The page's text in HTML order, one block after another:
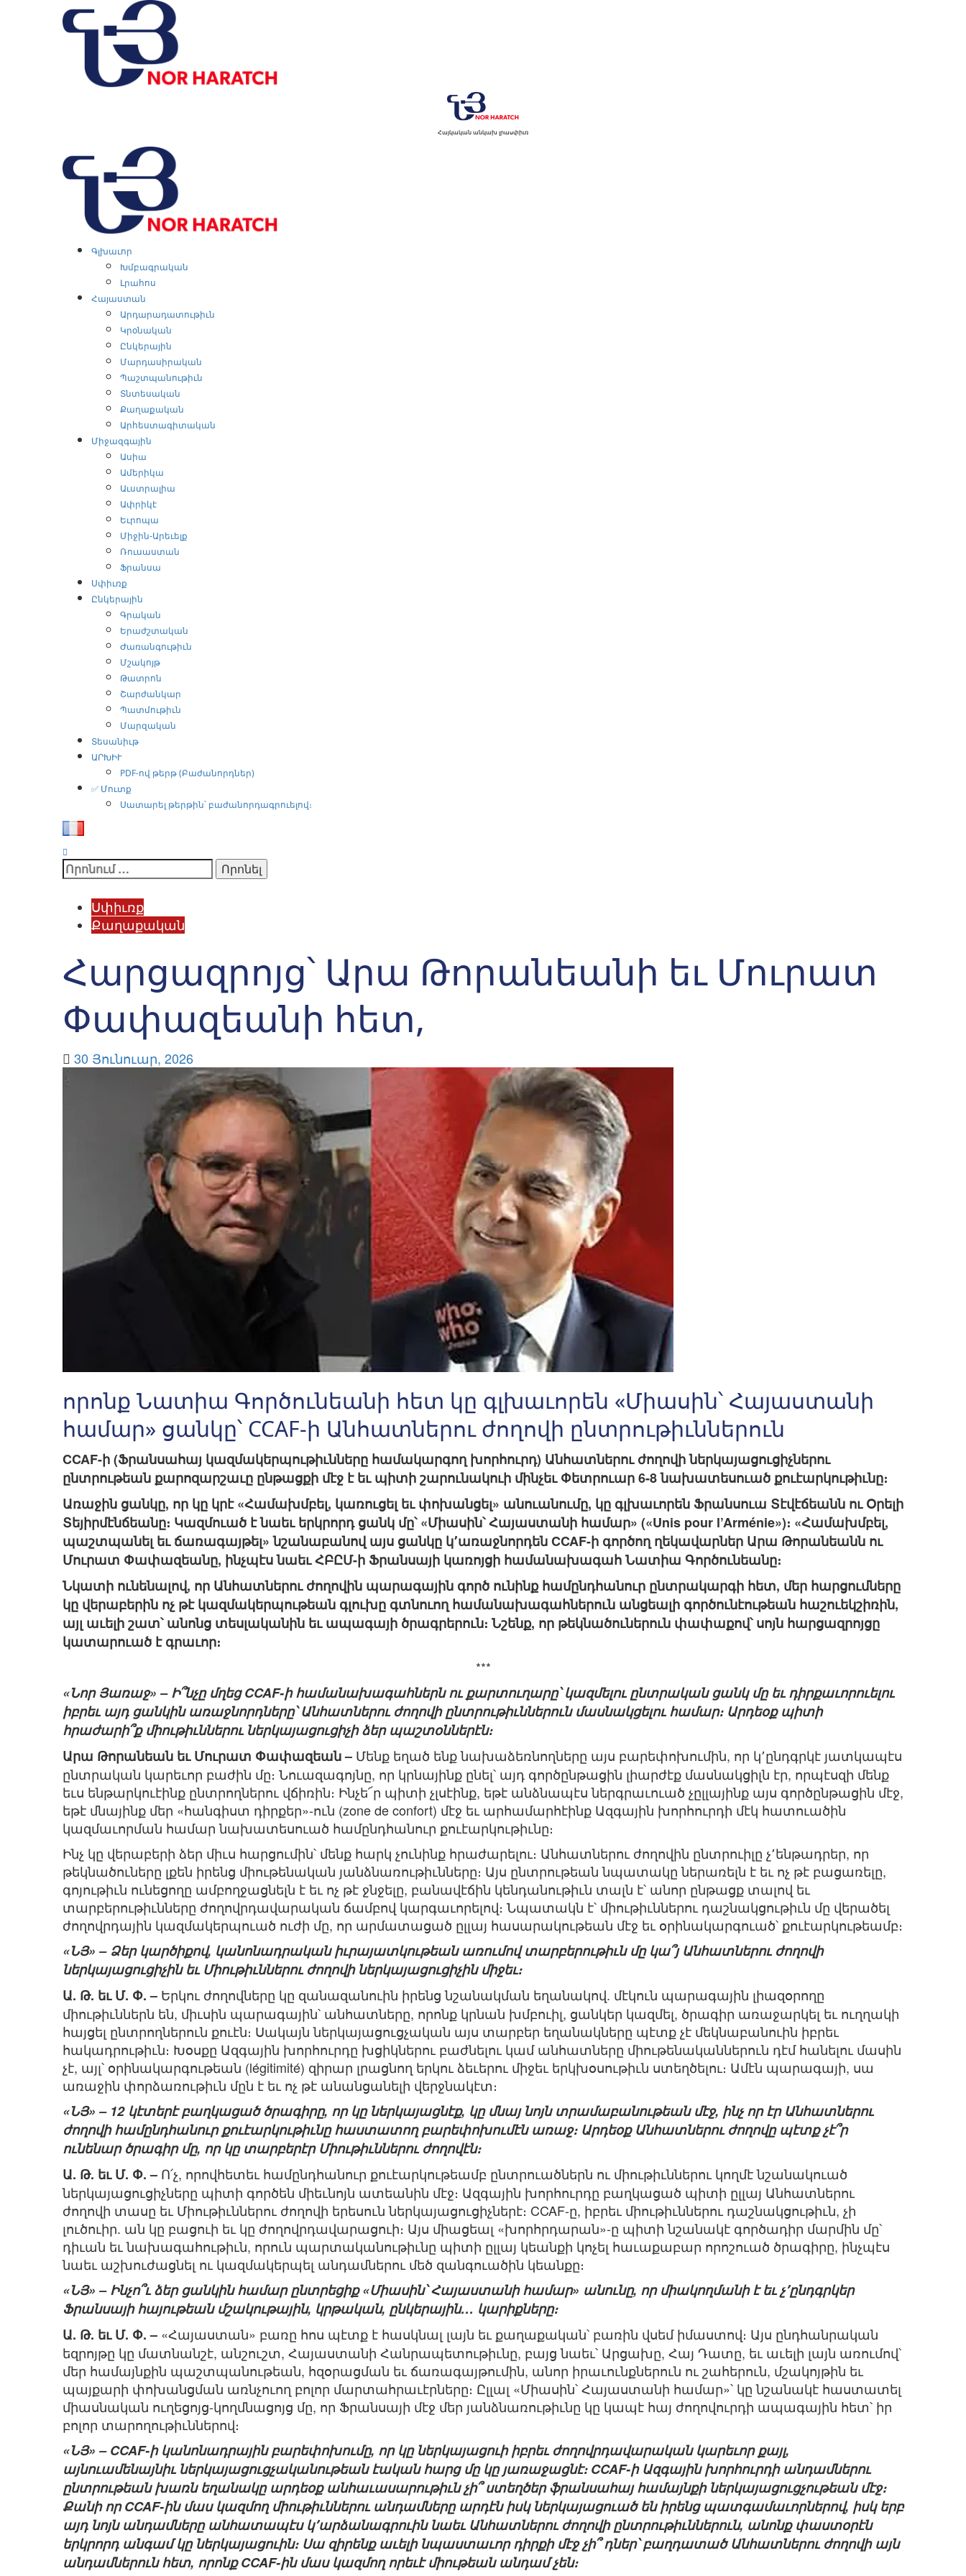
Հայկական անկախ լրասփիւռ
Primary
Menu
Գլխաւոր
Խմբագրական
Լրահոս
Հայաստան
Արդարադատութիւն
Կրօնական
Ընկերային
Մարդասիրական
Պաշտպանութիւն
Տնտեսական
Քաղաքական
Արհեստագիտական
Միջազգային
Ասիա
Ամերիկա
Աւստրալիա
Ափրիկէ
Եւրոպա
Միջին-Արեւելք
Ռուսաստան
Ֆրանսա
Սփիւռք
Ընկերային
Գրական
Երաժշտական
Ժառանգութիւն
Մշակոյթ
Թատրոն
Շարժանկար
Պատմութիւն
Մարզական
Տեսանիւթ
ԱՐԽԻՒ
PDF-ով թերթ (Բաժանորդներ)
✅ Մուտք
Սատարել թերթին՝ բաժանորդագրուելով։
Որոնել՝
Սփիւռք
Քաղաքական
Հարցազրոյց՝ Արա Թորանեանի եւ Մուրատ
Փափազեանի հետ,
30 Յունուար, 2026
որոնք Նատիա Գործունեանի հետ կը գլխաւորեն «Միասին՝ Հայաստանի
համար» ցանկը՝ CCAF-ի Անհատներու ժողովի ընտրութիւններուն
CCAF-ի (Ֆրանսահայ կազմակերպութիւնները համակարգող խորհուրդ) Անհատներու ժողովի ներկայացուցիչներու
ընտրութեան քարոզարշաւը ընթացքի մէջ է եւ պիտի շարունակուի մինչեւ Փետրուար 6-8 նախատեսուած քուէարկութիւնը։
Առաջին ցանկը, որ կը կրէ «Համախմբել, կառուցել եւ փոխանցել» անուանումը, կը գլխաւորեն Ֆրանսուա Տէվէճեանն ու Օրելի
Տեյիրմէնճեանը։ Կազմուած է նաեւ երկրորդ ցանկ մը՝ «Միասին՝ Հայաստանի համար» («Unis pour l’Arménie»)։ «Համախմբել,
պաշտպանել եւ ճառագայթել» նշանաբանով այս ցանկը կ՚առաջնորդեն CCAF-ի գործող ղեկավարներ Արա Թորանեանն ու
Մուրատ Փափազեանը, ինչպէս նաեւ ՀԲԸՄ-ի Ֆրանսայի կառոյցի համանախագահ Նատիա Գործունեանը։
Նկատի ունենալով, որ Անհատներու ժողովին պարագային գործ ունինք համընդհանուր ընտրակարգի հետ, մեր հարցումները
կը վերաբերին ոչ թէ կազմակերպութեան գլուխը գտնուող համանախագահներուն անցեալի գործունէութեան հաշուեկշիռին,
այլ աւելի շատ՝ անոնց տեսլականին եւ ապագայի ծրագրերուն։ Նշենք, որ թեկնածուներուն փափաքով՝ սոյն հարցազրոյցը
կատարուած է գրաւոր։
***
«Նոր Յառաջ» – Ի՞նչը մղեց CCAF-ի համանախագահներն ու քարտուղարը՝ կազմելու ընտրական ցանկ մը եւ դիրքաւորուելու
իբրեւ այդ ցանկին առաջնորդները՝ Անհատներու ժողովի ընտրութիւններուն մասնակցելու համար։ Արդեօք պիտի
հրաժարի՞ք միութիւններու ներկայացուցիչի ձեր պաշտօններէն։
Արա Թորանեան եւ Մուրատ Փափազեան – Մենք եղած ենք նախաձեռնողները այս բարեփոխումին, որ կ՚ընդգրկէ յատկապէս
ընտրական կարեւոր բաժին մը։ Նուազագոյնը, որ կրնայինք ընել՝ այդ գործընթացին լիարժէք մասնակցիլն էր, որպէսզի մենք
եւս ենթարկուէինք ընտրողներու վճիռին։ Ինչե՜ր պիտի չլսէինք, եթէ անձնապէս ներգրաւուած չըլլայինք այս գործընթացին մէջ,
եթէ մնայինք մեր «հանգիստ դիրքեր»-ուն (zone de confort) մէջ եւ արհամարհէինք Ազգային խորհուրդի մէկ հատուածին
կազմաւորման համար նախատեսուած համընդհանուր քուէարկութիւնը։
Ինչ կը վերաբերի ձեր միւս հարցումին՝ մենք հարկ չունինք հրաժարելու։ Անհատներու ժողովին ընտրուիլը չ՚ենթադրեր, որ
թեկնածուները լքեն իրենց միութենական յանձնառութիւնները։ Այս ընտրութեան նպատակը ներառելն է եւ ոչ թէ բացառելը,
գոյութիւն ունեցողը ամբողջացնելն է եւ ոչ թէ ջնջելը, բանավէճին կենդանութիւն տալն է՝ անոր ընթացք տալով եւ
տարբերութիւնները ժողովրդավարական ճամբով կարգաւորելով։ Նպատակն է՝ միութիւններու դաշնակցութիւն մը վերածել
ժողովրդային կազմակերպուած ուժի մը, որ արմատացած ըլլայ հասարակութեան մէջ եւ օրինակարգուած՝ քուէարկութեամբ։
«ՆՅ» – Ձեր կարծիքով, կանոնադրական իւրայատկութեան առումով տարբերութիւն մը կա՞յ Անհատներու ժողովի
ներկայացուցիչին եւ Միութիւններու ժողովի ներկայացուցիչին միջեւ։
Ա. Թ. եւ Մ. Փ. – Երկու ժողովները կը զանազանուին իրենց նշանակման եղանակով. մէկուն պարագային լիազօրողը
միութիւններն են, միւսին պարագային՝ անհատները, որոնք կրնան խմբուիլ, ցանկեր կազմել, ծրագիր առաջարկել եւ ուղղակի
հայցել ընտրողներուն քուէն։ Սակայն ներկայացուցչական այս տարբեր եղանակները պէտք չէ մեկնաբանուին իբրեւ
հակադրութիւն։ Խօսքը Ազգային խորհուրդը խցիկներու բաժնելու կամ անհատները միութենականներուն դէմ հանելու մասին
չէ, այլ՝ օրինակարգութեան (légitimité) զիրար լրացնող երկու ձեւերու միջեւ երկխօսութիւն ստեղծելու։ Ամէն պարագայի, սա
առաջին փորձառութիւն մըն է եւ ոչ թէ անանցանելի վերջնակէտ։
«ՆՅ» – 12 կէտերէ բաղկացած ծրագիրը, որ կը ներկայացնէք, կը մնայ նոյն տրամաբանութեան մէջ, ինչ որ էր Անհատներու
ժողովի համընդհանուր քուէարկութիւնը հաստատող բարեփոխումէն առաջ։ Արդեօք Անհատներու ժողովը պէտք չէ՞ր
ունենար ծրագիր մը, որ կը տարբերէր Միութիւններու ժողովէն։
Ա. Թ. եւ Մ. Փ. – Ո՛չ, որովհետեւ համընդհանուր քուէարկութեամբ ընտրուածներն ու միութիւններու կողմէ նշանակուած
ներկայացուցիչները պիտի գործեն միեւնոյն ատեանին մէջ։ Ազգային խորհուրդը բաղկացած պիտի ըլլայ Անհատներու
ժողովի տասը եւ Միութիւններու ժողովի երեսուն ներկայացուցիչներէ։ CCAF-ը, իբրեւ միութիւններու դաշնակցութիւն, չի
լուծուիր. ան կը բացուի եւ կը ժողովրդավարացուի։ Այս միացեալ «խորհրդարան»-ը պիտի նշանակէ գործադիր մարմին մը՝
դիւան եւ նախագահութիւն, որուն պարտականութիւնը պիտի ըլլայ կեանքի կոչել հաւաքաբար որոշուած ծրագիրը, ինչպէս
նաեւ աշխուժացնել ու կազմակերպել անդամներու մեծ զանգուածին կեանքը։
«ՆՅ» – Ինչո՞ւ ձեր ցանկին համար ընտրեցիք «Միասին՝ Հայաստանի համար» անունը, որ միակողմանի է եւ չ՚ընդգրկեր
Ֆրանսայի հայութեան մշակութային, կրթական, ընկերային… կարիքները։
Ա. Թ. եւ Մ. Փ. – «Հայաստան» բառը հոս պէտք է հասկնալ լայն եւ քաղաքական՝ բառին վսեմ իմաստով։ Այս ընդհանրական
եզրոյթը կը մատնանշէ, անշուշտ, Հայաստանի Հանրապետութիւնը, բայց նաեւ՝ Արցախը, Հայ Դատը, եւ աւելի լայն առումով՝
մեր համայնքին պաշտպանութեան, հզօրացման եւ ճառագայթումին, անոր իրաւունքներուն ու շահերուն, մշակոյթին եւ
պայքարի փոխանցման առնչուող բոլոր մարտահրաւէրները։ Ըլլալ «Միասին՝ Հայաստանի համար»՝ կը նշանակէ հաստատել
միասնական ուղեցոյց-կողմնացոյց մը, որ Ֆրանսայի մէջ մեր յանձնառութիւնը կը կապէ հայ ժողովուրդի ապագային հետ՝ իր
բոլոր տարողութիւններով։
«ՆՅ» – CCAF-ի կանոնադրային բարեփոխումը, որ կը ներկայացուի իբրեւ ժողովրդավարական կարեւոր քայլ,
այնուամենայնիւ ներկայացուցչականութեան էական հարց մը կը յառաջացնէ։ CCAF-ի Ազգային խորհուրդի անդամներու
ընտրութեան խառն եղանակը արդեօք անհաւասարութիւն չի՞ ստեղծեր ֆրանսահայ համայնքի ներկայացուցչութեան մէջ։
Քանի որ CCAF-ին մաս կազմող միութիւններու անդամները արդէն իսկ ներկայացուած են իրենց պատգամաւորներով, իսկ երբ
այդ նոյն անդամները անհատապէս կ՚արձանագրուին նաեւ Անհատներու ժողովի ընտրութիւններուն, անոնք փաստօրէն
երկրորդ անգամ կը ներկայացուին։ Սա զիրենք աւելի նպաստաւոր դիրքի մէջ չի՞ դներ՝ բաղդատած Անհատներու ժողովի այն
անդամներուն հետ, որոնք CCAF-ին մաս կազմող որեւէ միութեան անդամ չեն։